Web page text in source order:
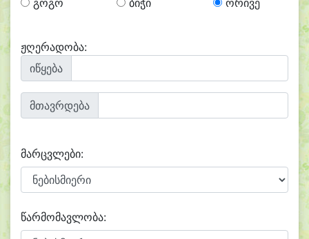
გოგო ბიჭი ორივე
ჟღერადობა:
იწყება
მთავრდება
მარცვლები:
წარმომავლობა: